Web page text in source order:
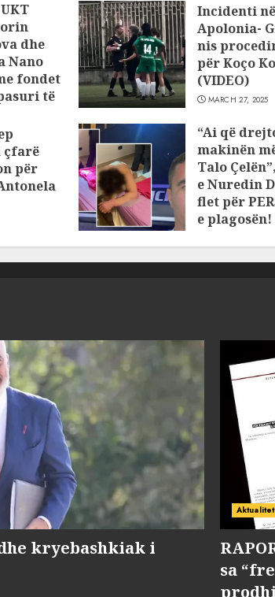
dhe
Nano
fondet
të
Incidenti
Apolonia-
nis
për Koço
(VIDEO)
MARCH 27, 2025
çfarë
për
“Ai që
makinën
Talo
e Nuredin
flet për
e plagosën!
kryebashkiak i
Aktualitet
sa